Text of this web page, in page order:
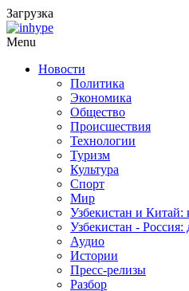
Загрузка
Menu
Новости
Политика
Экономика
Общество
Происшествия
Технологии
Туризм
Культура
Спорт
Мир
Узбекистан и Китай:
Узбекистан - Россия:
Аудио
Истории
Пресс-релизы
Разбор